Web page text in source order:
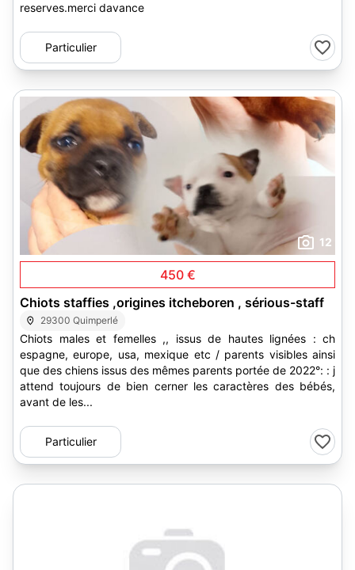
reserves.merci davance
Particulier
12
450 €
Chiots staffies ,origines itcheboren , sérious-staff
29300 Quimperlé
Chiots males et femelles ,, issus de hautes lignées : ch
espagne, europe, usa, mexique etc / parents visibles ainsi
que des chiens issus des mêmes parents portée de 2022°: : j
attend toujours de bien cerner les caractères des bébés,
avant de les...
Particulier